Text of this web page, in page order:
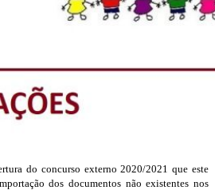
do concurso externo 2020/2021 que este
dos documentos não existentes nos